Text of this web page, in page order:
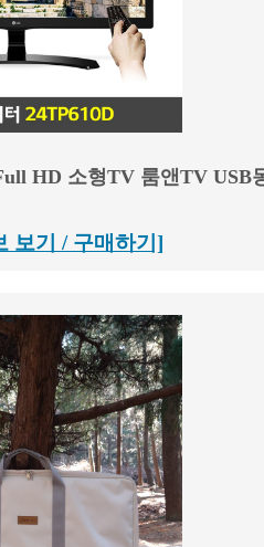
HD 소형TV 룸앤TV USB
보기 / 구매하기]